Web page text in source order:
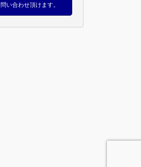
い合わせ頂けます。